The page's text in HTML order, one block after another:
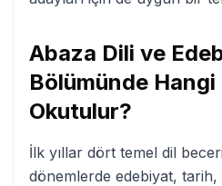
Abaza Dili ve
Bölümünde
Okutulur?
İlk yıllar dört temel dil
dönemlerde edebiyat, tarih,